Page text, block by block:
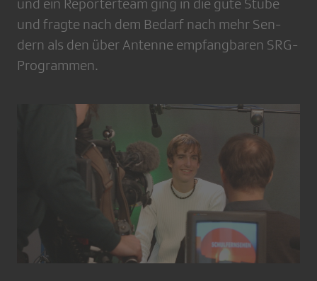
und ein Reporterteam ging in die gute Stube
und fragte nach dem Bedarf nach mehr Sen­
dern als den über An­tenne empfangbaren SRG­-
Programmen.